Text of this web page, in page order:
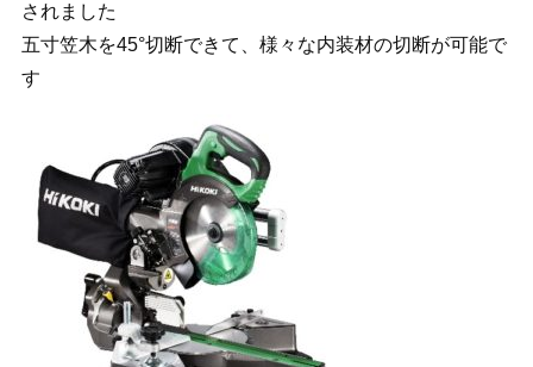
されました
五寸笠木を45°切断できて、様々な内装材の切断が可能で
す